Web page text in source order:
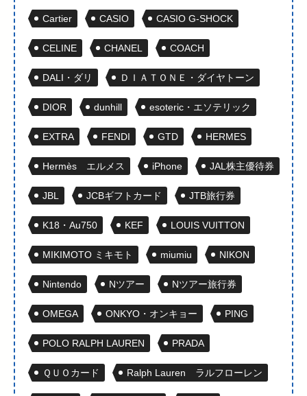
Cartier CASIO CASIO G-SHOCK
CELINE CHANEL COACH
DALI・ダリ ＤＩＡＴＯＮＥ・ダイヤトーン
DIOR dunhill esoteric・エソテリック
EXTRA FENDI GTD HERMES
Hermès エルメス iPhone JAL株主優待券
JBL JCBギフトカード JTB旅行券
K18・Au750 KEF LOUIS VUITTON
MIKIMOTO ミキモト miumiu NIKON
Nintendo Nツアー Nツアー旅行券
OMEGA ONKYO・オンキョー PING
POLO RALPH LAUREN PRADA
ＱＵＯカード Ralph Lauren ラルフローレン